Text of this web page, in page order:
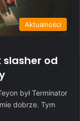
Aktualności
slasher od
był Terminator
dobrze. Tym